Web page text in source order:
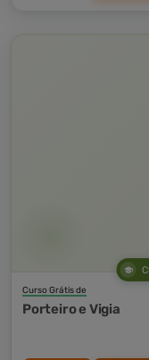
Curso Grátis de
Porteiro e Vigia